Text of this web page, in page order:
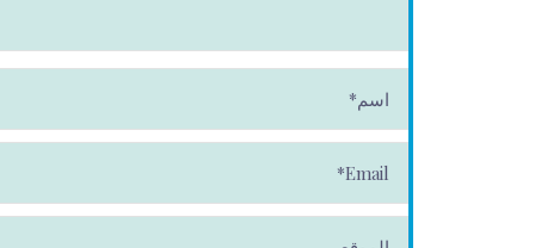
م
*
ai
l*